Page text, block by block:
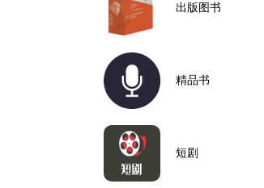
出版图书
精品书
短剧